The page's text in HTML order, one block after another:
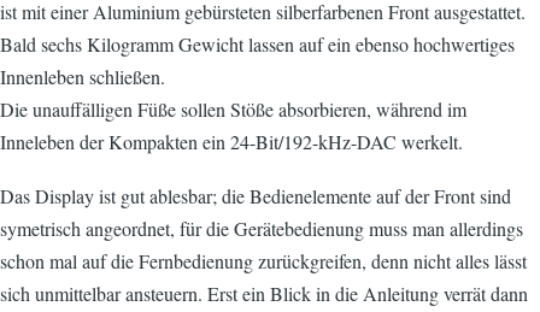
ist mit einer Aluminium gebürsteten silberfarbenen Front ausgestattet.
Bald sechs Kilogramm Gewicht lassen auf ein ebenso hochwertiges
Innenleben schließen.
Die unauffälligen Füße sollen Stöße absorbieren, während im
Inneleben der Kompakten ein 24-Bit/192-kHz-DAC werkelt.
Das Display ist gut ablesbar; die Bedienelemente auf der Front sind
symetrisch angeordnet, für die Gerätebedienung muss man allerdings
schon mal auf die Fernbedienung zurückgreifen, denn nicht alles lässt
sich unmittelbar ansteuern. Erst ein Blick in die Anleitung verrät dann